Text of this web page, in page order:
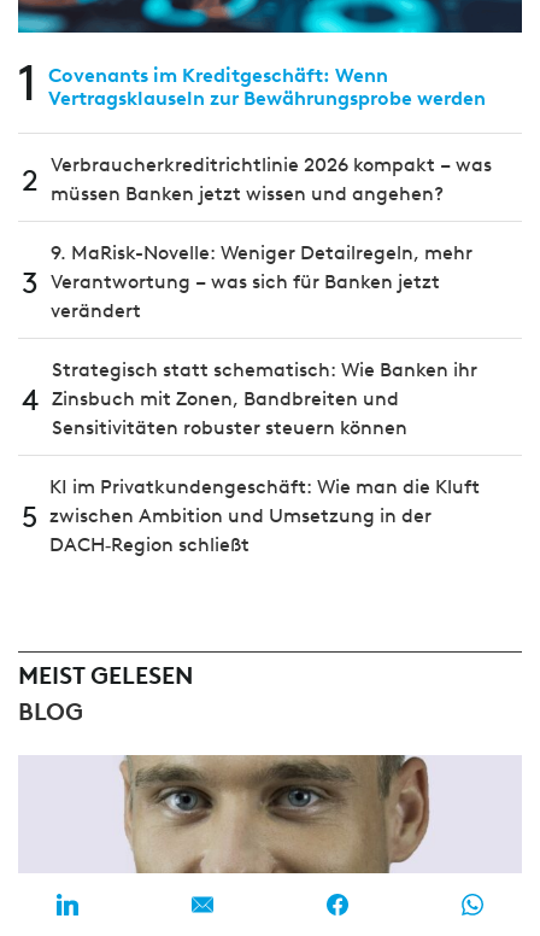
1
Covenants im Kreditgeschäft: Wenn
Vertragsklauseln zur Bewährungsprobe werden
2 Verbraucherkreditrichtlinie 2026 kompakt – was
müssen Banken jetzt wissen und angehen?
3
9. MaRisk-Novelle: Weniger Detailregeln, mehr
Verantwortung – was sich für Banken jetzt
verändert
4
Strategisch statt schematisch: Wie Banken ihr
Zinsbuch mit Zonen, Bandbreiten und
Sensitivitäten robuster steuern können
5
KI im Privatkundengeschäft: Wie man die Kluft
zwischen Ambition und Umsetzung in der
DACH‑Region schließt
MEIST GELESEN
BLOG